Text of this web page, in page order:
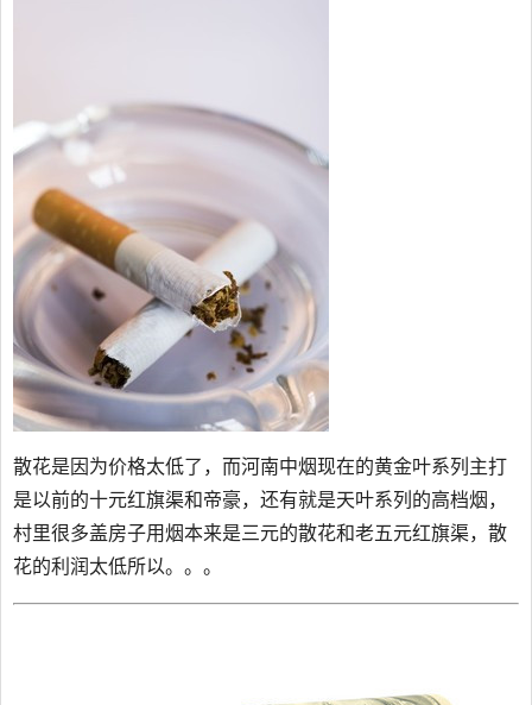
散花是因为价格太低了，而河南中烟现在的黄金叶系列主打
是以前的十元红旗渠和帝豪，还有就是天叶系列的高档烟，
村里很多盖房子用烟本来是三元的散花和老五元红旗渠，散
花的利润太低所以。。。